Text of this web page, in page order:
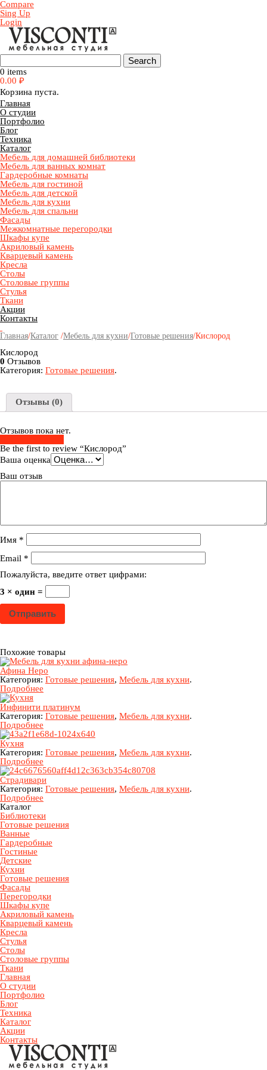
Compare
Sing Up
Login
0 items
0.00 ₽
Корзина пуста.
Главная
О студии
Портфолио
Блог
Техника
Каталог
Мебель для домашней библиотеки
Мебель для ванных комнат
Гардеробные комнаты
Мебель для гостиной
Мебель для детской
Мебель для кухни
Мебель для спальни
Фасады
Межкомнатные перегородки
Шкафы купе
Акриловый камень
Кварцевый камень
Кресла
Столы
Столовые группы
Стулья
Ткани
Акции
Контакты
Главная/Каталог /Мебель для кухни/Готовые решения/Кислород
Кислород
0 Отзывов
Категория: Готовые решения.
Отзывы (0)
Отзывов пока нет.
Be the first to review “Кислород”
Ваша оценка
Ваш отзыв
Имя *
Email *
Пожалуйста, введите ответ цифрами:
3 × один =
Похожие товары
Афина Неро
Категория: Готовые решения, Мебель для кухни.
Подробнее
Инфинити платинум
Категория: Готовые решения, Мебель для кухни.
Подробнее
Кухня
Категория: Готовые решения, Мебель для кухни.
Подробнее
Страдивари
Категория: Готовые решения, Мебель для кухни.
Подробнее
Каталог
Библиотеки
Готовые решения
Ванные
Гардеробные
Гостиные
Детские
Кухни
Готовые решения
Фасады
Перегородки
Шкафы купе
Акриловый камень
Кварцевый камень
Кресла
Стулья
Столы
Столовые группы
Ткани
Главная
О студии
Портфолио
Блог
Техника
Каталог
Акции
Контакты